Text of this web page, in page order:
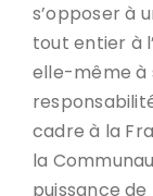
s’opposer à
tout entier à
elle-même à
cadre à la
la
puissance